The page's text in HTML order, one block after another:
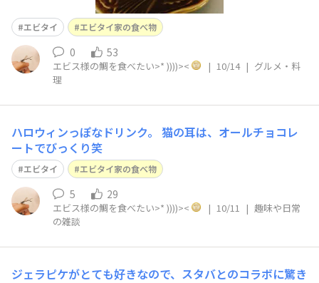
エビタイ エビタイ家の食べ物
0 53
エビス様の鯛を食べたい>* ))))>< | 10/14 | グルメ・料
理
ハロウィンっぽなドリンク。 猫の耳は、オールチョコレ
ートでびっくり笑
エビタイ エビタイ家の食べ物
5 29
エビス様の鯛を食べたい>* ))))>< | 10/11 | 趣味や日常
の雑談
ジェラピケがとても好きなので、スタバとのコラボに驚き